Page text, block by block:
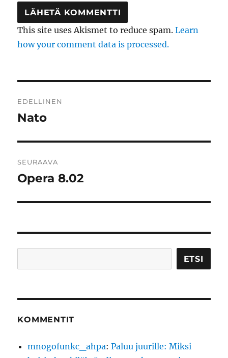
This site uses Akismet to reduce spam.Learn
how your comment data is processed.
selaus
EDELLINEN
Edellinen
Nato
SEURAAVA
Seuraava
Opera 8.02
ETSI
KOMMENTIT
mnogofunkc_ahpa:Paluu juurille: Miksi